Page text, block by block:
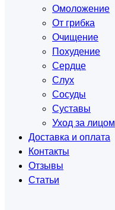
Омоложение
От грибка
Очищение
Похудение
Сердце
Слух
Сосуды
Суставы
Уход за лицом
Доставка и оплата
Контакты
Отзывы
Статьи